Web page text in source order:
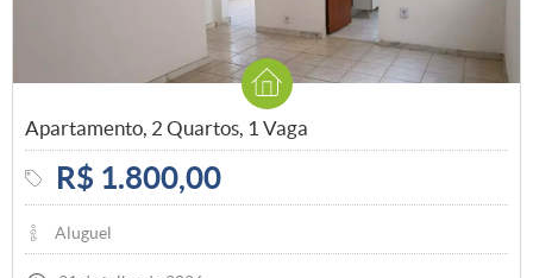
Apartamento, 2 Quartos, 1 Vaga
R$ 1.800,00
Aluguel